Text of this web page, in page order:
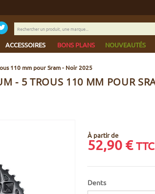
ACCESSOIRES BONS PLANS NOUVEAUTÉS
110 mm pour Sram - Noir 2025
- 5 TROUS 110 MM POUR
À partir de
52,90€ TTC
Dents